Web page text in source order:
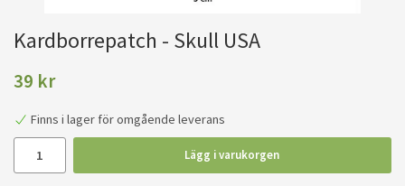
Kardborrepatch - Skull USA
39 kr
Finns i lager för omgående leverans
Lägg i varukorgen